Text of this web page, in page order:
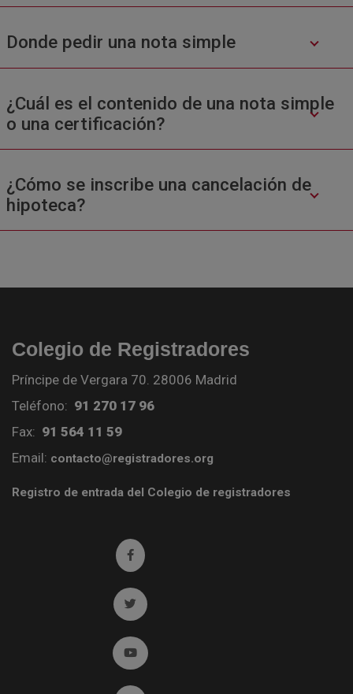
Donde pedir una nota simple
¿Cuál es el contenido de una nota simple
o una certificación?
¿Cómo se inscribe una cancelación de
hipoteca?
Colegio de Registradores
Príncipe de Vergara 70. 28006 Madrid
Teléfono: 91 270 17 96
Fax: 91 564 11 59
Email: contacto@registradores.org
Registro de entrada del Colegio de registradores
Ir a facebook (abre en ventana nueva)
Ir a twitter (abre en ventana nueva)
Ir a YouTube (abre en ventana nueva)